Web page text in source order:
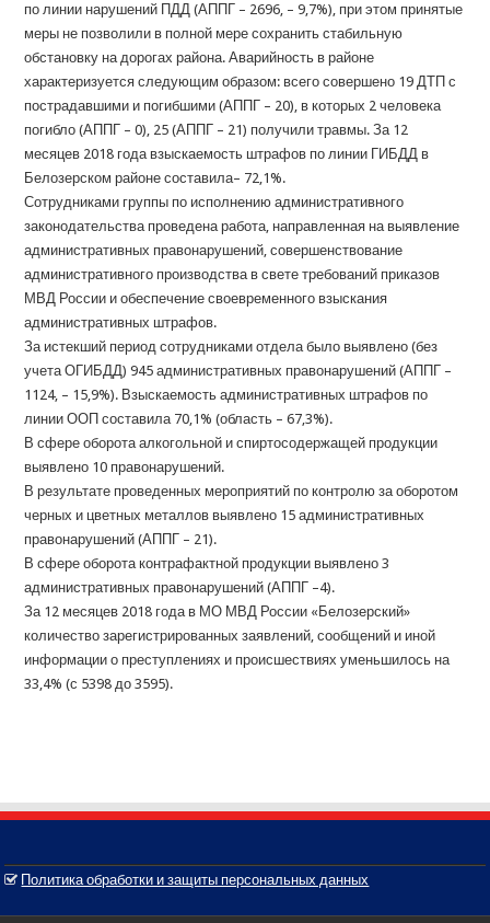
по линии нарушений ПДД (АППГ – 2696, – 9,7%), при этом принятые
меры не позволили в полной мере сохранить стабильную
обстановку на дорогах района. Аварийность в районе
характеризуется следующим образом: всего совершено 19 ДТП с
пострадавшими и погибшими (АППГ – 20), в которых 2 человека
погибло (АППГ – 0), 25 (АППГ – 21) получили травмы. За 12
месяцев 2018 года взыскаемость штрафов по линии ГИБДД в
Белозерском районе составила– 72,1%.
Сотрудниками группы по исполнению административного
законодательства проведена работа, направленная на выявление
административных правонарушений, совершенствование
административного производства в свете требований приказов
МВД России и обеспечение своевременного взыскания
административных штрафов.
За истекший период сотрудниками отдела было выявлено (без
учета ОГИБДД) 945 административных правонарушений (АППГ –
1124, – 15,9%). Взыскаемость административных штрафов по
линии ООП составила 70,1% (область – 67,3%).
В сфере оборота алкогольной и спиртосодержащей продукции
выявлено 10 правонарушений.
В результате проведенных мероприятий по контролю за оборотом
черных и цветных металлов выявлено 15 административных
правонарушений (АППГ – 21).
В сфере оборота контрафактной продукции выявлено 3
административных правонарушений (АППГ –4).
За 12 месяцев 2018 года в МО МВД России «Белозерский»
количество зарегистрированных заявлений, сообщений и иной
информации о преступлениях и происшествиях уменьшилось на
33,4% (с 5398 до 3595).
Политика обработки и защиты персональных данных